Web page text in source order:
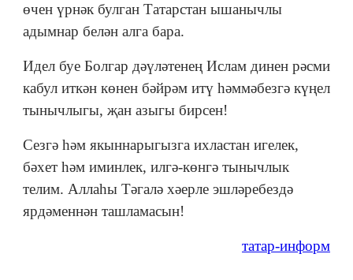
өчен үрнәк булган Татарстан ышанычлы
адымнар белән алга бара.
Идел буе Болгар дәүләтенең Ислам динен рәсми
кабул иткән көнен бәйрәм итү һәммәбезгә күңел
тынычлыгы, җан азыгы бирсен!
Сезгә һәм якыннарыгызга ихластан игелек,
бәхет һәм иминлек, илгә-көнгә тынычлык
телим. Аллаһы Тәгалә хәерле эшләребездә
ярдәменнән ташламасын!
татар-информ